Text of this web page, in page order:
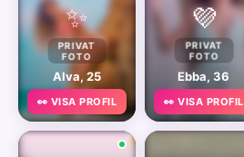
✨
PRIVAT
FOTO
Alva, 25
👀 VISA PROFIL
💜
PRIVAT
FOTO
Ebba, 36
👀 VISA PROFIL